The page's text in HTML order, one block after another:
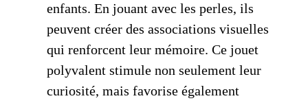
enfants. En jouant avec les perles, ils
peuvent créer des associations visuelles
qui renforcent leur mémoire. Ce jouet
polyvalent stimule non seulement leur
curiosité, mais favorise également